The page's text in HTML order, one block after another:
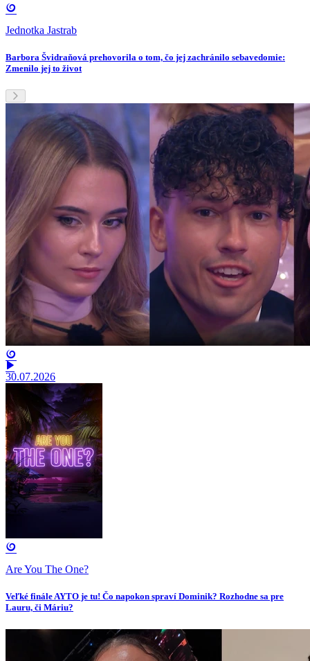
Jednotka Jastrab
Barbora Švidraňová prehovorila o tom, čo jej zachránilo sebavedomie:
Zmenilo jej to život
30.07.2026
Are You The One?
Veľké finále AYTO je tu! Čo napokon spraví Dominik? Rozhodne sa pre
Lauru, či Máriu?